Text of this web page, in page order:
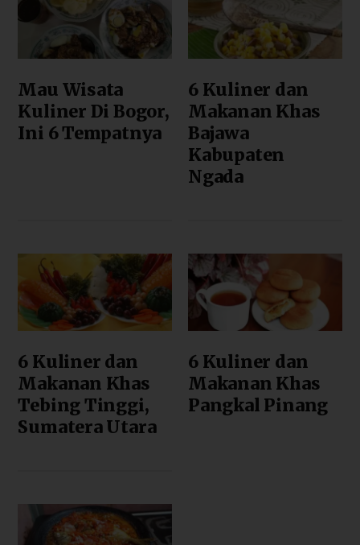
Mau Wisata
Kuliner Di Bogor,
Ini 6 Tempatnya
6 Kuliner dan
Makanan Khas
Bajawa
Kabupaten
Ngada
6 Kuliner dan
Makanan Khas
Tebing Tinggi,
Sumatera Utara
6 Kuliner dan
Makanan Khas
Pangkal Pinang